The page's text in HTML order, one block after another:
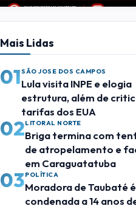
Mais Lidas
01SÃO JOSE DOS CAMPOS
Lula visita INPE e elogia
estrutura, além de
tarifas dos EUA
02LITORAL NORTE
Briga termina com
de atropelamento e
em Caraguatatuba
03POLÍTICA
Moradora de Taubaté é
condenada a 14 anos